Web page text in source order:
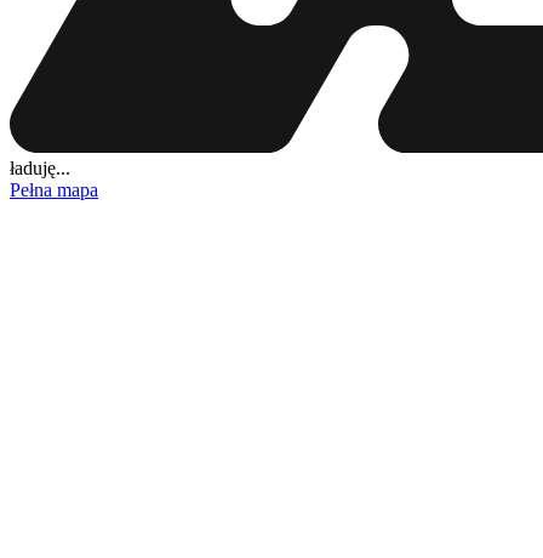
ładuję...
Pełna mapa